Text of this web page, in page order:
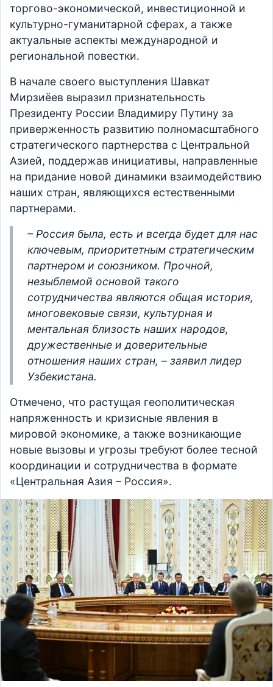
торгово-экономической, инвестиционной и
культурно-гуманитарной сферах, а также
актуальные аспекты международной и
региональной повестки.
В начале своего выступления Шавкат
Мирзиёев выразил признательность
Президенту России Владимиру Путину за
приверженность развитию полномасштабного
стратегического партнерства с Центральной
Азией, поддержав инициативы, направленные
на придание новой динамики взаимодействию
наших стран, являющихся естественными
партнерами.
– Россия была, есть и всегда будет для нас
ключевым, приоритетным стратегическим
партнером и союзником. Прочной,
незыблемой основой такого
сотрудничества являются общая история,
многовековые связи, культурная и
ментальная близость наших народов,
дружественные и доверительные
отношения наших стран, – заявил лидер
Узбекистана.
Отмечено, что растущая геополитическая
напряженность и кризисные явления в
мировой экономике, а также возникающие
новые вызовы и угрозы требуют более тесной
координации и сотрудничества в формате
«Центральная Азия – Россия».